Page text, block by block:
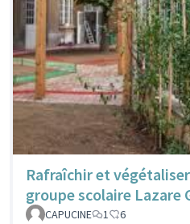
Rafraîchir et
groupe scolaire Lazare
CAPUCINE 1 6